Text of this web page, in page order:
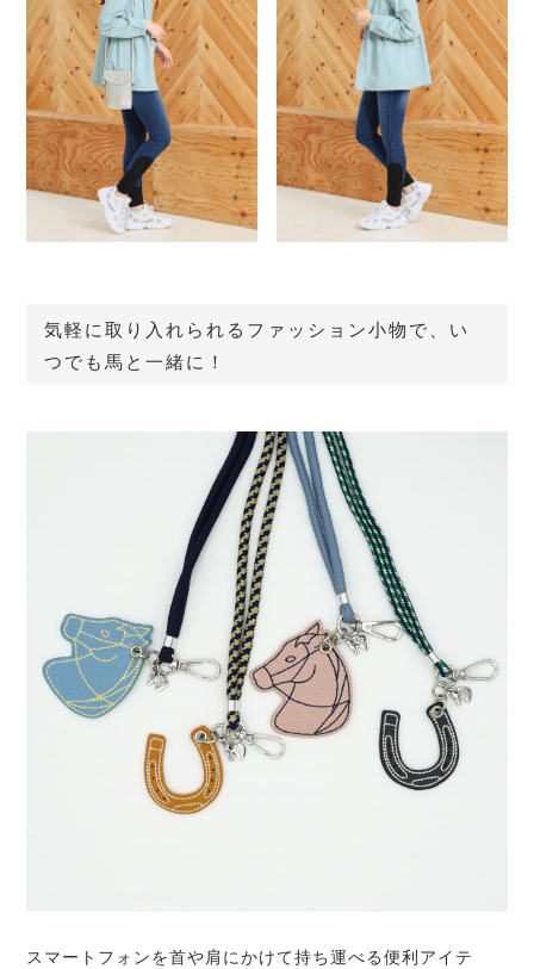
気軽に取り入れられるファッション小物で、い
つでも馬と一緒に！
スマートフォンを首や肩にかけて持ち運べる便利アイテ